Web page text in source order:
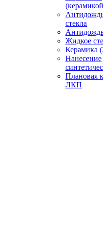
стекла
Жидкое
Керамика
Нанесение
Плановая
ЛКП